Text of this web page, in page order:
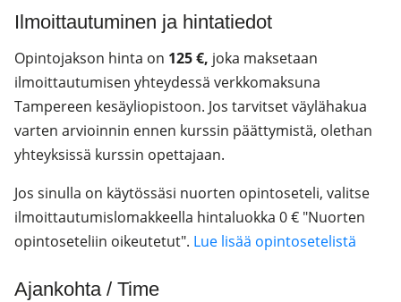
Ilmoittautuminen ja hintatiedot
Opintojakson hinta on 125 €, joka maksetaan
ilmoittautumisen yhteydessä verkkomaksuna
Tampereen kesäyliopistoon. Jos tarvitset väylähakua
varten arvioinnin ennen kurssin päättymistä, olethan
yhteyksissä kurssin opettajaan.
Jos sinulla on käytössäsi nuorten opintoseteli, valitse
ilmoittautumislomakkeella hintaluokka 0 € "Nuorten
opintoseteliin oikeutetut". Lue lisää opintosetelistä
Ajankohta / Time